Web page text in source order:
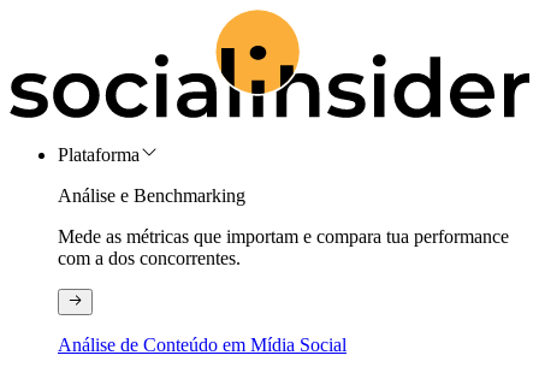
Plataforma
Análise e Benchmarking
Mede as métricas que importam e compara tua performance
com a dos concorrentes.
Análise de Conteúdo em Mídia Social